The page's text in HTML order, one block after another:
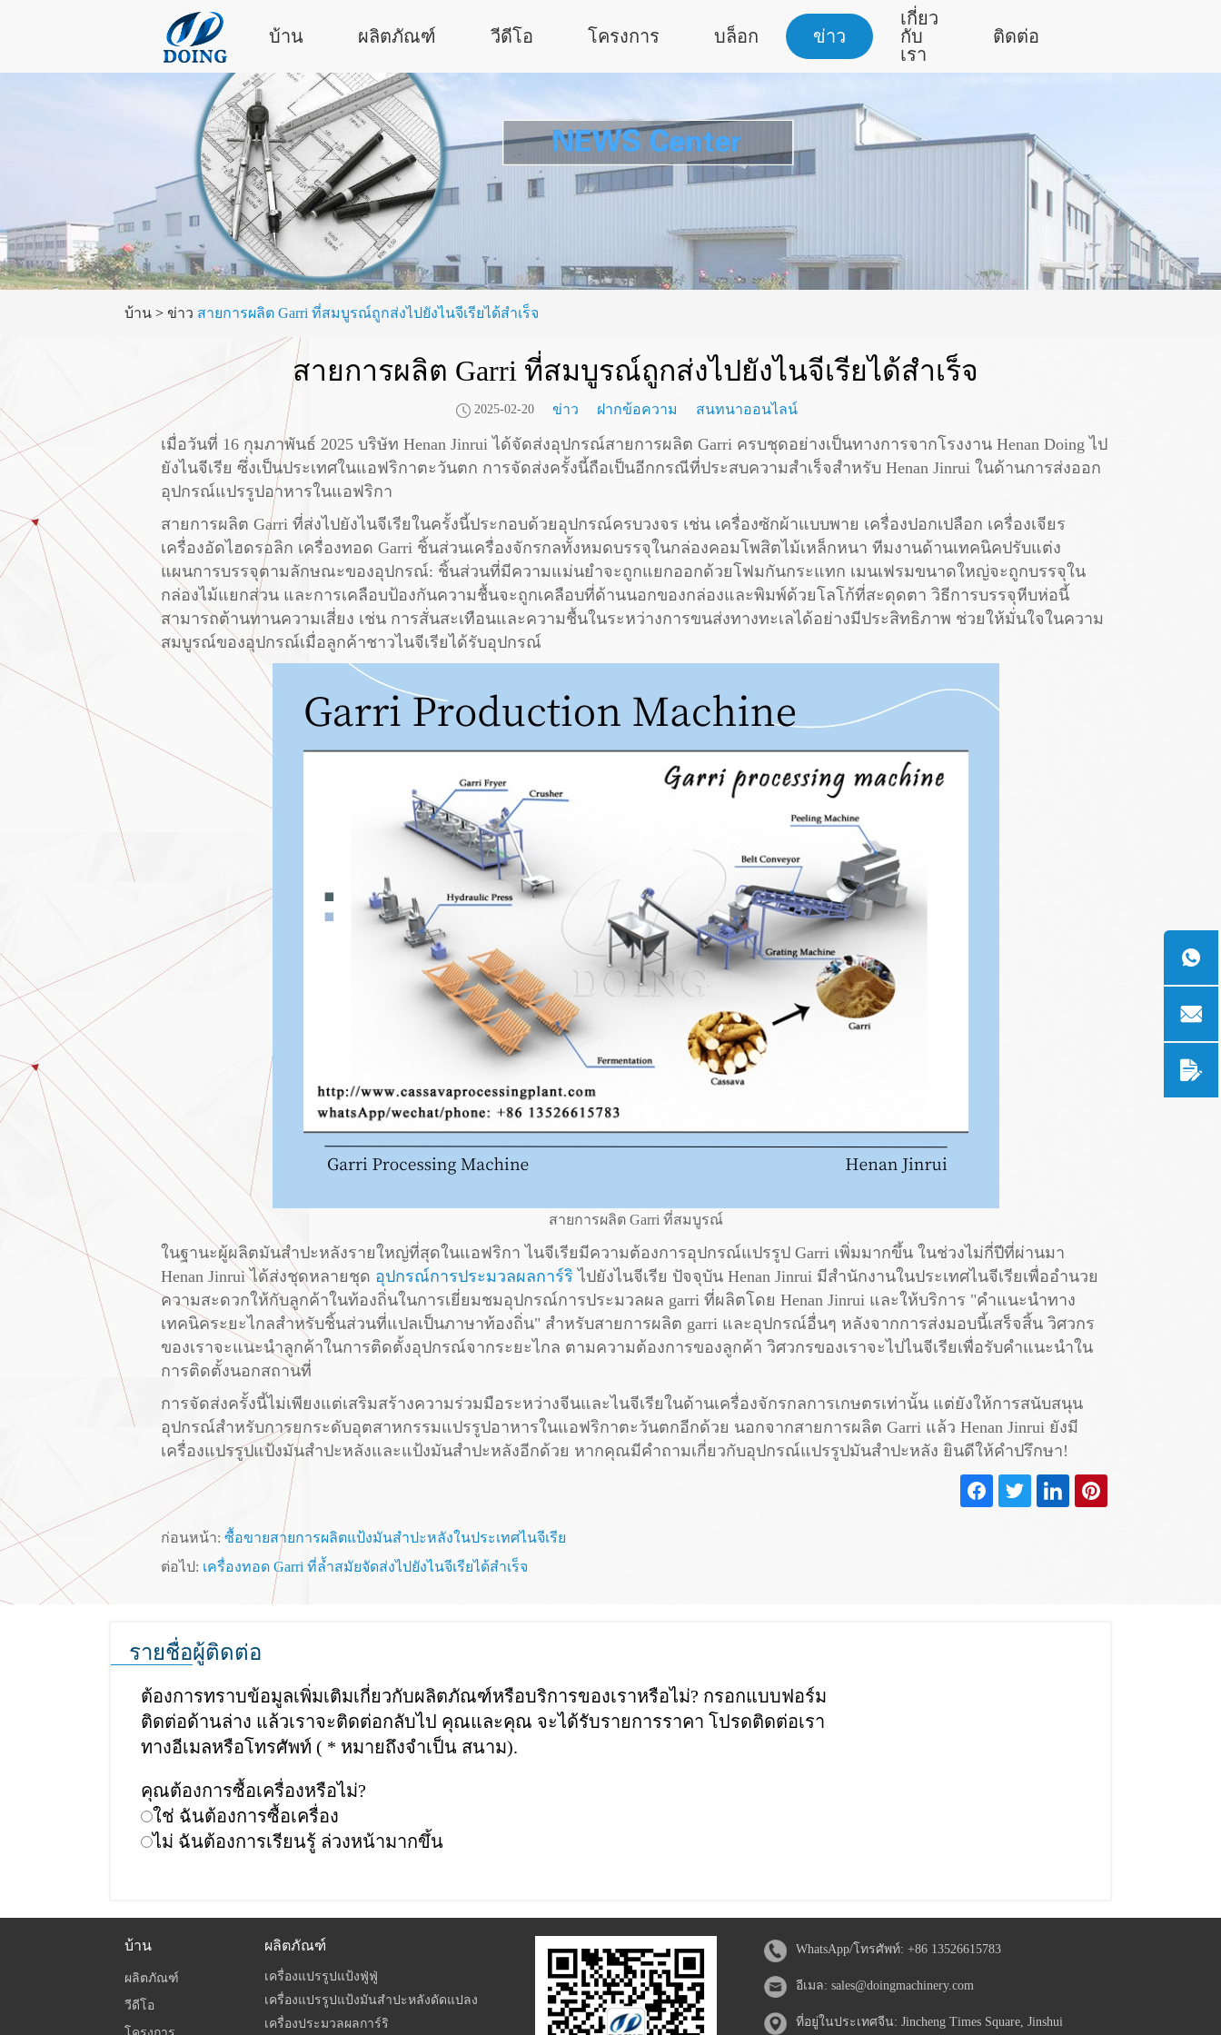
บ้าน ผลิตภัณฑ์ วีดีโอ โครงการ บล็อก ข่าว
เกี่ยว
กับ
เรา
ติดต่อ
บ้าน > ข่าว สายการผลิต Garri ที่สมบูรณ์ถูกส่งไปยังไนจีเรียได้สำเร็จ
สายการผลิต Garri ที่สมบูรณ์ถูกส่งไปยังไนจีเรียได้สำเร็จ
2025-02-20 ข่าว ฝากข้อความ สนทนาออนไลน์
เมื่อวันที่ 16 กุมภาพันธ์ 2025 บริษัท Henan Jinrui ได้จัดส่งอุปกรณ์สายการผลิต Garri ครบชุดอย่างเป็นทางการจากโรงงาน Henan Doing ไป
ยังไนจีเรีย ซึ่งเป็นประเทศในแอฟริกาตะวันตก การจัดส่งครั้งนี้ถือเป็นอีกกรณีที่ประสบความสำเร็จสำหรับ Henan Jinrui ในด้านการส่งออก
อุปกรณ์แปรรูปอาหารในแอฟริกา
สายการผลิต Garri ที่ส่งไปยังไนจีเรียในครั้งนี้ประกอบด้วยอุปกรณ์ครบวงจร เช่น เครื่องซักผ้าแบบพาย เครื่องปอกเปลือก เครื่องเจียร
เครื่องอัดไฮดรอลิก เครื่องทอด Garri ชิ้นส่วนเครื่องจักรกลทั้งหมดบรรจุในกล่องคอมโพสิตไม้เหล็กหนา ทีมงานด้านเทคนิคปรับแต่ง
แผนการบรรจุตามลักษณะของอุปกรณ์: ชิ้นส่วนที่มีความแม่นยำจะถูกแยกออกด้วยโฟมกันกระแทก เมนเฟรมขนาดใหญ่จะถูกบรรจุใน
กล่องไม้แยกส่วน และการเคลือบป้องกันความชื้นจะถูกเคลือบที่ด้านนอกของกล่องและพิมพ์ด้วยโลโก้ที่สะดุดตา วิธีการบรรจุหีบห่อนี้
สามารถต้านทานความเสี่ยง เช่น การสั่นสะเทือนและความชื้นในระหว่างการขนส่งทางทะเลได้อย่างมีประสิทธิภาพ ช่วยให้มั่นใจในความ
สมบูรณ์ของอุปกรณ์เมื่อลูกค้าชาวไนจีเรียได้รับอุปกรณ์
สายการผลิต Garri ที่สมบูรณ์
ในฐานะผู้ผลิตมันสำปะหลังรายใหญ่ที่สุดในแอฟริกา ไนจีเรียมีความต้องการอุปกรณ์แปรรูป Garri เพิ่มมากขึ้น ในช่วงไม่กี่ปีที่ผ่านมา
Henan Jinrui ได้ส่งชุดหลายชุด อุปกรณ์การประมวลผลการ์ริ ไปยังไนจีเรีย ปัจจุบัน Henan Jinrui มีสำนักงานในประเทศไนจีเรียเพื่ออำนวย
ความสะดวกให้กับลูกค้าในท้องถิ่นในการเยี่ยมชมอุปกรณ์การประมวลผล garri ที่ผลิตโดย Henan Jinrui และให้บริการ "คำแนะนำทาง
เทคนิคระยะไกลสำหรับชิ้นส่วนที่แปลเป็นภาษาท้องถิ่น" สำหรับสายการผลิต garri และอุปกรณ์อื่นๆ หลังจากการส่งมอบนี้เสร็จสิ้น วิศวกร
ของเราจะแนะนำลูกค้าในการติดตั้งอุปกรณ์จากระยะไกล ตามความต้องการของลูกค้า วิศวกรของเราจะไปไนจีเรียเพื่อรับคำแนะนำใน
การติดตั้งนอกสถานที่
การจัดส่งครั้งนี้ไม่เพียงแต่เสริมสร้างความร่วมมือระหว่างจีนและไนจีเรียในด้านเครื่องจักรกลการเกษตรเท่านั้น แต่ยังให้การสนับสนุน
อุปกรณ์สำหรับการยกระดับอุตสาหกรรมแปรรูปอาหารในแอฟริกาตะวันตกอีกด้วย นอกจากสายการผลิต Garri แล้ว Henan Jinrui ยังมี
เครื่องแปรรูปแป้งมันสำปะหลังและแป้งมันสำปะหลังอีกด้วย หากคุณมีคำถามเกี่ยวกับอุปกรณ์แปรรูปมันสำปะหลัง ยินดีให้คำปรึกษา!
ก่อนหน้า: ซื้อขายสายการผลิตแป้งมันสำปะหลังในประเทศไนจีเรีย
ต่อไป: เครื่องทอด Garri ที่ล้ำสมัยจัดส่งไปยังไนจีเรียได้สำเร็จ
รายชื่อผู้ติดต่อ
ต้องการทราบข้อมูลเพิ่มเติมเกี่ยวกับผลิตภัณฑ์หรือบริการของเราหรือไม่? กรอกแบบฟอร์ม
ติดต่อด้านล่าง แล้วเราจะติดต่อกลับไป คุณและคุณ จะได้รับรายการราคา โปรดติดต่อเรา
ทางอีเมลหรือโทรศัพท์ ( * หมายถึงจำเป็น สนาม).
คุณต้องการซื้อเครื่องหรือไม่?
ใช่ ฉันต้องการซื้อเครื่อง
ไม่ ฉันต้องการเรียนรู้ ล่วงหน้ามากขึ้น
บ้าน
ผลิตภัณฑ์
วีดีโอ
ผลิตภัณฑ์
เครื่องแปรรูปแป้งฟู่ฟู่
เครื่องแปรรูปแป้งมันสำปะหลังดัดแปลง
เครื่องประมวลผลการ์ริ
WhatsApp/โทรศัพท์: +86 13526615783
อีเมล: sales@doingmachinery.com
ที่อยู่ในประเทศจีน: Jincheng Times Square, Jinshui